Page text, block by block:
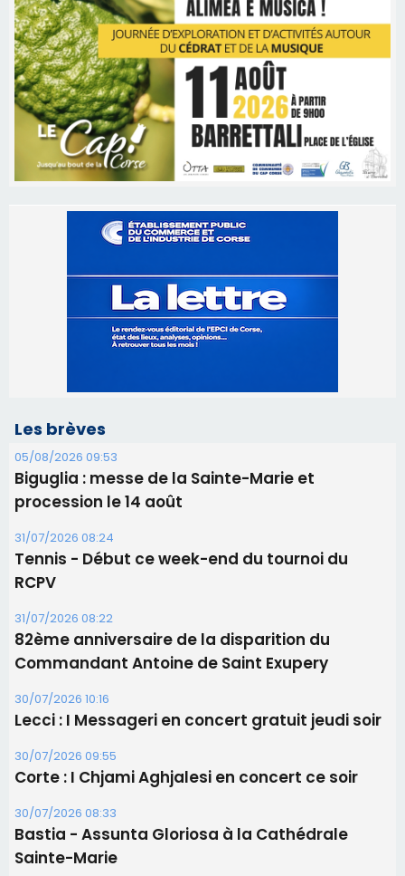
05/08/2026 09:53
Biguglia : messe de la Sainte-Marie et
procession le 14 août
Tennis - Début ce week-end du tournoi du
31/07/2026 08:22
82ème anniversaire de la disparition du
Commandant Antoine de Saint Exupery
30/07/2026 10:16
Lecci : I Messageri en concert gratuit jeudi soir
30/07/2026 09:55
Corte : I Chjami Aghjalesi en concert ce soir
30/07/2026 08:33
Bastia - Assunta Gloriosa à la Cathédrale
Sainte-Marie
Les plus lus
Satine Nomary est la nouvelle Miss Corse 2026
Éclipse du 12 août : la Corse aux premières loges
d'un spectacle qui ne reviendra pas avant 2081